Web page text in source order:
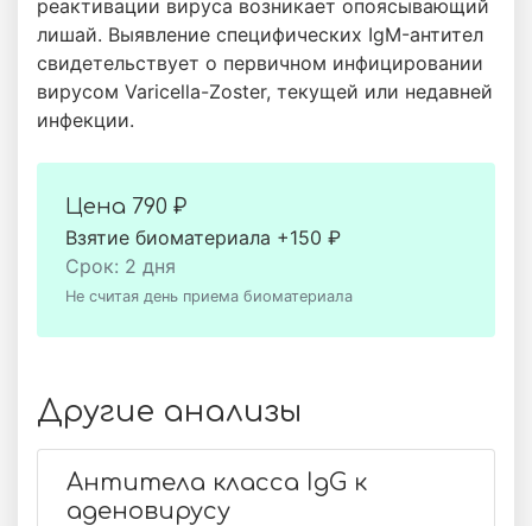
реактивации вируса возникает опоясывающий
лишай. Выявление специфических IgM-антител
свидетельствует о первичном инфицировании
вирусом Varicella-Zoster, текущей или недавней
инфекции.
Цена 790 ₽
Взятие биоматериала +150 ₽
Срок: 2 дня
Не считая день приема биоматериала
Другие анализы
Антитела класса IgG к
аденовирусу